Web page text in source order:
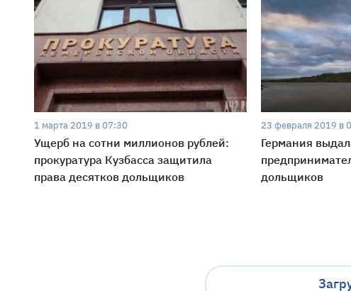
1 марта 2019 в 07:30
Ущерб на сотни миллионов рублей:
прокуратура Кузбасса защитила
права десятков дольщиков
23 февраля 2019 в
Германия
дольщиков